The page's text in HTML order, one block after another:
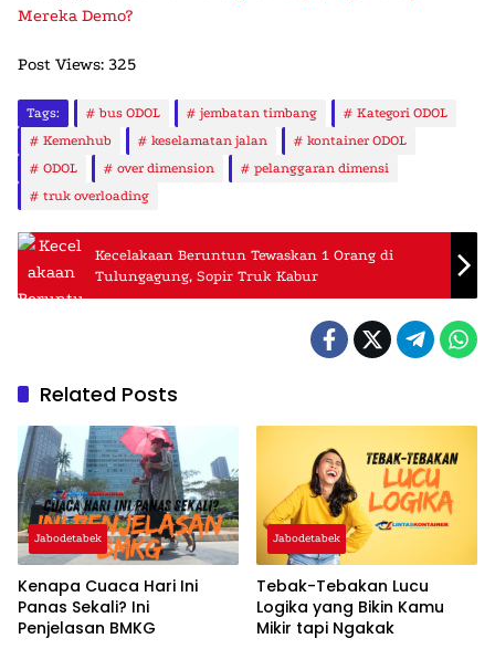
Mereka Demo?
Post Views: 325
Tags: bus ODOL jembatan timbang
Kategori ODOL
Kemenhub
keselamatan jalan
kontainer ODOL
ODOL
over dimension
pelanggaran dimensi
truk overloading
Kecelakaan Beruntun Tewaskan 1 Orang di
Tulungagung, Sopir Truk Kabur
Related Posts
Jabodetabek
Kenapa Cuaca Hari Ini
Panas Sekali? Ini
Penjelasan BMKG
Jabodetabek
Tebak-Tebakan Lucu
Logika yang Bikin Kamu
Mikir tapi Ngakak